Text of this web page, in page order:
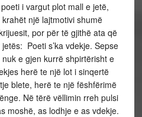
poeti i vargut plot mall e jetë,
një lajtmotivi shumë
por për të gjithë ata që
Poeti s’ka vdekje. Sepse
e gjen kurrë shpirtërisht e
herë te një lot i sinqertë
blete, herë te një fëshfërimë
Në tërë vëllimin rreh pulsi
moshë, as lodhje e as vdekje.